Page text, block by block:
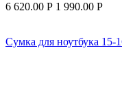
6 620.00 Р 1 990.00 Р
Сумка для ноутбука 15-